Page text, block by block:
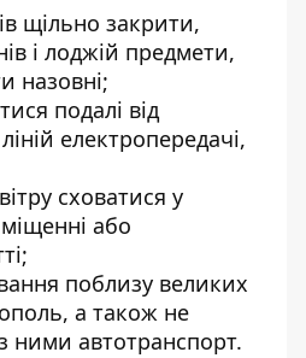
щільно закрити,
і лоджій предмети,
назовні;
подалі від
електропередачі,
сховатися у
або
поблизу великих
а також не
ними автотранспорт.